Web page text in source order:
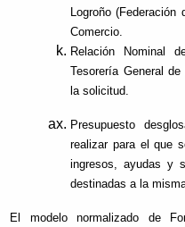
Logroño
Comercio.
Relación Nominal
Tesorería General
la solicitud.
Presupuesto
realizar para el que
ingresos, ayudas y
destinadas a la
El modelo normalizado de